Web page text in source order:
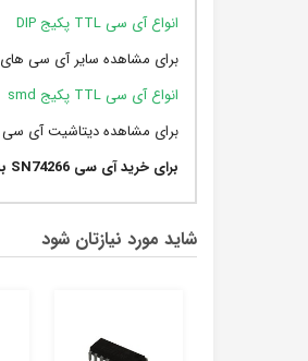
انواع آی سی TTL پکیج DIP
برای مشاهده سایر آی سی های TTL مدل smd به لینک زیر مراجعه نمایید:
انواع آی سی TTL پکیج smd
برای مشاهده دیتاشیت آی سی SN74266 می توانید به نوار دیتاشیت محصول مراجعه نمایید.
برای خرید آی سی
شاید مورد نیازتان شود